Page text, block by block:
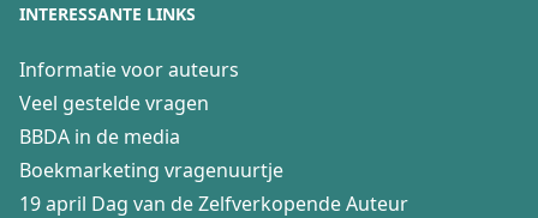
INTERESSANTE LINKS
Informatie voor auteurs
Veel gestelde vragen
BBDA in de media
Boekmarketing vragenuurtje
19 april Dag van de Zelfverkopende Auteur